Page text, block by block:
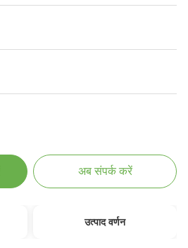
अब संपर्क करें
उत्पाद वर्णन